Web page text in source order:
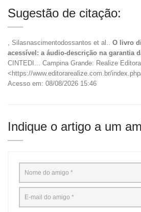
Sugestão de citação:
, Silasnascimentodossantos et al.. O livro
acessível: a áudio-descrição na garantia
CINTEDI... Campina Grande: Realize
<https://www.editorarealize.com.br/
Acesso em: 08/08/2026 15:46
Indique o artigo a um